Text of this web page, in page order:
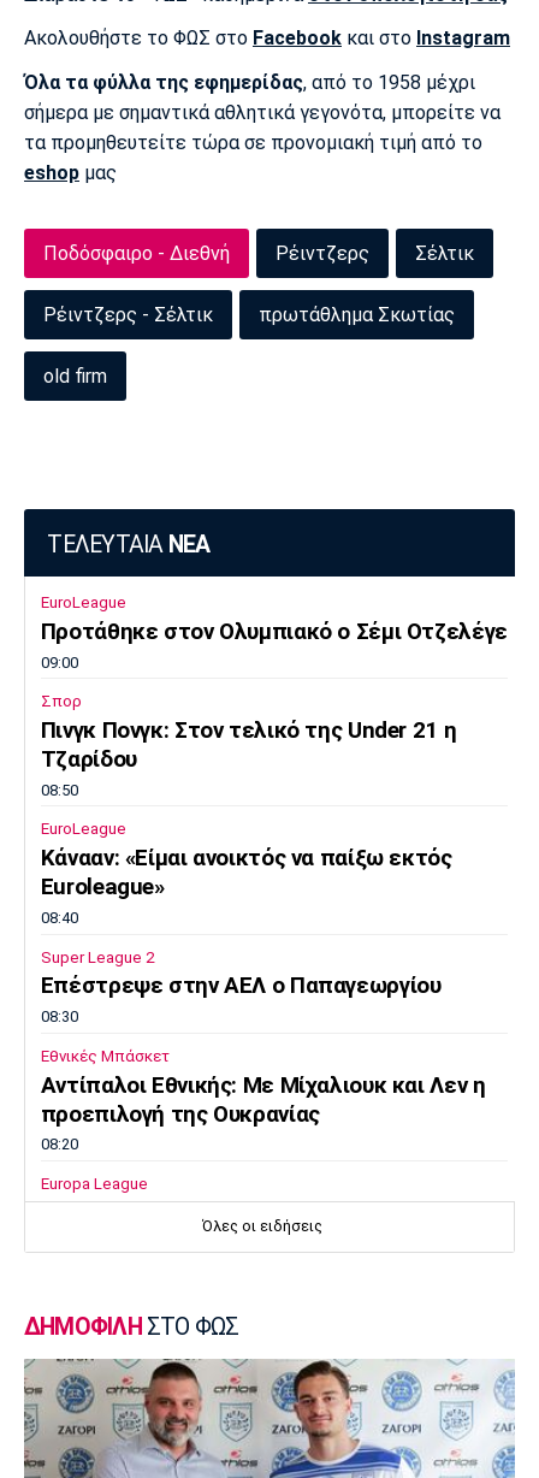
Ακολουθήστε το ΦΩΣ στο Facebook και στο Instagram
Όλα τα φύλλα της εφημερίδας, από το 1958 μέχρι
σήμερα με σημαντικά αθλητικά γεγονότα, μπορείτε να
τα προμηθευτείτε τώρα σε προνομιακή τιμή από το
eshop μας
Ποδόσφαιρο - Διεθνή Ρέιντζερς Σέλτικ
Ρέιντζερς - Σέλτικ πρωτάθλημα Σκωτίας
old firm
ΤΕΛΕΥΤΑΙΑ ΝΕΑ
EuroLeague
Προτάθηκε στον Ολυμπιακό ο Σέμι Οτζελέγε
09:00
Σπορ
Πινγκ Πονγκ: Στον τελικό της Under 21 η
Τζαρίδου
08:50
EuroLeague
Κάνααν: «Είμαι ανοικτός να παίξω εκτός
Euroleague»
08:40
Super League 2
Επέστρεψε στην ΑΕΛ ο Παπαγεωργίου
08:30
Εθνικές Μπάσκετ
Αντίπαλοι Εθνικής: Με Μίχαλιουκ και Λεν η
προεπιλογή της Ουκρανίας
08:20
Europa League
Δεν σταματάει να σκοράρει ο Παυλίδης (vid)
Επιστρέφει στη Ζαλγκίρις ο Κίναν Έβανς
Ποδόσφαιρο - Διεθνή
Ατζέντης Ρόντρι: «Ενημερώσαμε την Ρεάλ
ότι απόφασή του είναι να ενταχθεί στη
Μπαρτσελόνα»
Όλες οι ειδήσεις
ΔΗΜΟΦΙΛΗ ΣΤΟ ΦΩΣ